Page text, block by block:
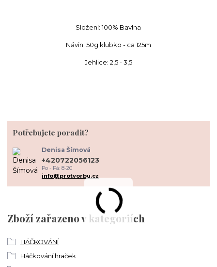
Složení: 100% Bavlna
Návin: 50g klubko - ca 125m
Jehlice: 2,5 - 3,5
Zboží zařazeno v kategoriích
HÁČKOVÁNÍ
Háčkování hraček
Potřebujete poradit?
Denisa Šímová
+420722056123
Po - Pá: 8-20
info@protvorbu.cz